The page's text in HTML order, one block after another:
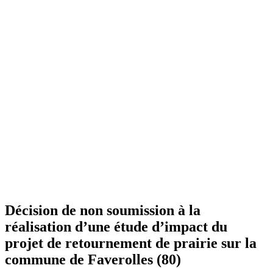
Décision de non soumission à la
réalisation d’une étude d’impact du
projet de retournement de prairie sur la
commune de Faverolles (80)